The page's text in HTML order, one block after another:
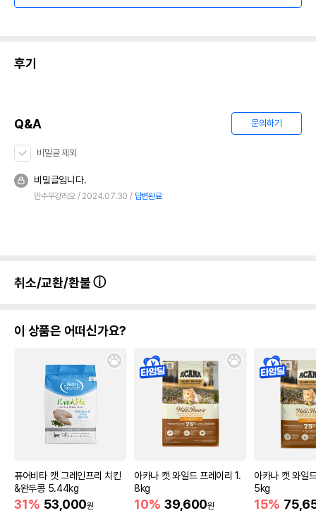
후기
Q&A 문의하기
비밀글 제외
비밀글입니다.
만수무강레오 2024.07.30 답변완료
취소/교환/환불
이 상품은 어떠신가요?
퓨어비타 캣 그레인프리 치킨
&완두콩 5.44kg
31% 53,000원
아카나 캣 와일드 프레이리 1.
8kg
10% 39,600원
아카나 캣 와일
5kg
15%